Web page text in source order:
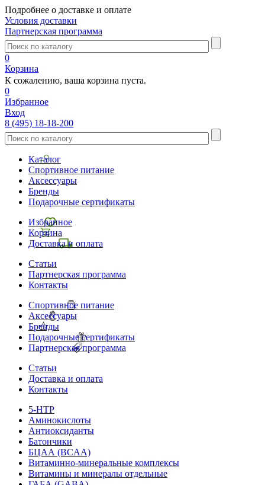
Подробнее о доставке и оплате
Условия доставки
Партнерская программа
0
Корзина
К сожалению, ваша корзина пуста.
0
Избранное
Вход
8 (495) 18-18-200
Каталог
Спортивное питание
Аксессуары
Бренды
Подарочные сертификаты
Избранное
Корзина
Доставка и оплата
Статьи
Партнерская программа
Контакты
Спортивное питание
Аксессуары
Бренды
Подарочные сертификаты
Партнерская программа
Статьи
Доставка и оплата
Контакты
5-HTP
Аминокислоты
Антиоксиданты
Батончики
БЦАА (BCAA)
Витаминно-минеральные комплексы
Витамины и минералы отдельные